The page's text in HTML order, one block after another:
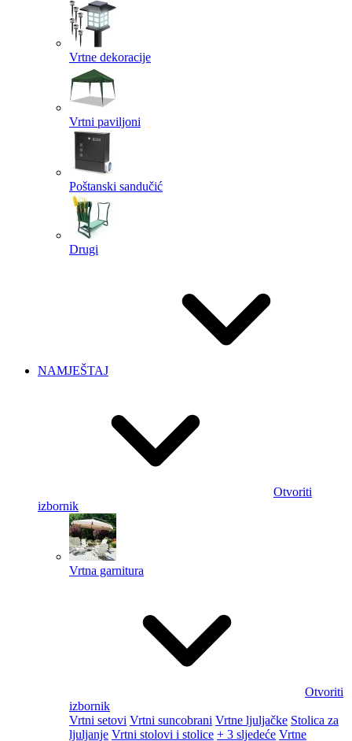
Vrtne dekoracije
Vrtni paviljoni
Poštanski sandučić
Drugi
NAMJEŠTAJ
Otvoriti
izbornik
Vrtna garnitura
Otvoriti
izbornik
Vrtni setovi Vrtni suncobrani Vrtne ljuljačke Stolica za
ljuljanje Vrtni stolovi i stolice + 3 sljedeće Vrtne